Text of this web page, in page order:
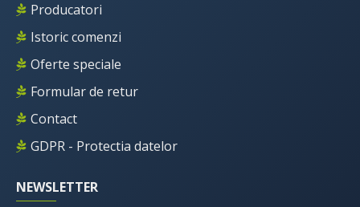
Producatori
Istoric comenzi
Oferte speciale
Formular de retur
Contact
GDPR - Protectia datelor
NEWSLETTER